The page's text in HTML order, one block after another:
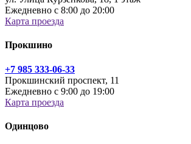
Ежедневно с 8:00 до 20:00
Карта проезда
Прокшино
+7 985 333-06-33
Прокшинский проспект, 11
Ежедневно с 9:00 до 19:00
Карта проезда
Одинцово